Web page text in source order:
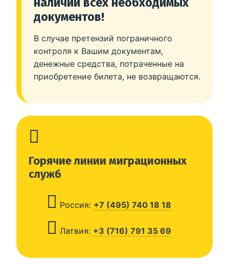
документов!
В случае претензий пограничного
контроля к Вашим документам,
денежные средства, потраченные на
приобретение билета, не возвращаются.
Горячие линии миграционных
служб
Россия: +7 (495) 740 18 18
Латвия: +3 (716) 791 35 69